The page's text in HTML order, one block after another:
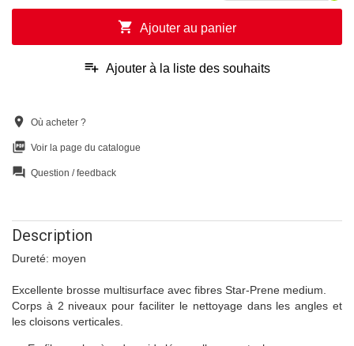
shopping_cart Ajouter au panier
playlist_add Ajouter à la liste des souhaits
location_on Où acheter ?
picture_as_pdf Voir la page du catalogue
question_answer Question / feedback
Description
Dureté: moyen
Excellente brosse multisurface avec fibres Star-Prene medium.
Corps à 2 niveaux pour faciliter le nettoyage dans les angles et
les cloisons verticales.